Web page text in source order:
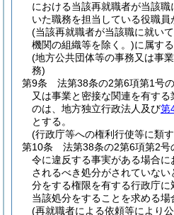
における当該再就職者が当該
いた職務を担当している役職
(当該再就職者が当該職に就い
機関の組織等を除く。)に属す
(地方公共団体等の事務又は事
務)
第9条
法第38条の2第6項第1号
又は事業と密接な関連を有す
のは、地方独立行政法人及び第
とする。
(行政庁等への権利行使等に類
第10条
法第38条の2第6項第2
令に違反する事実がある場合
されるべき処分がされていな
分をする権限を有する行政庁に
当該処分をすることを求める場
(再就職者による依頼等により